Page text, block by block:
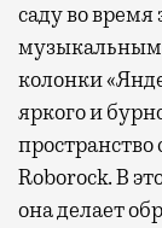
саду во время
музыкальным
колонки
яркого и
Roborock. В
она делает